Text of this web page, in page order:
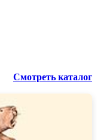
Смотреть каталог